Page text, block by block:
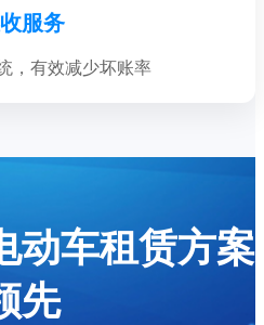
服务
，有效减少坏账率
动车租赁方案
先